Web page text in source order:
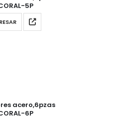
5P
acero,6pzas
6P